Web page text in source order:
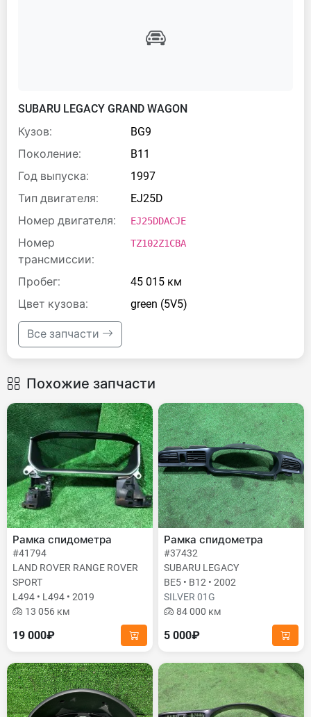
SUBARU LEGACY GRAND WAGON
Кузов:
BG9
Поколение:
B11
Год выпуска:
1997
Тип двигателя:
EJ25D
Номер двигателя:
EJ25DDACJE
Номер
трансмиссии:
TZ102Z1CBA
Пробег:
45 015 км
Цвет кузова:
green (5V5)
Все запчасти
Похожие запчасти
Рамка спидометра
#41794
LAND ROVER RANGE ROVER
SPORT
L494 • L494 • 2019
13 056 км
19 000₽
Рамка спидометра
#37432
SUBARU LEGACY
BE5 • B12 • 2002
SILVER 01G
84 000 км
5 000₽